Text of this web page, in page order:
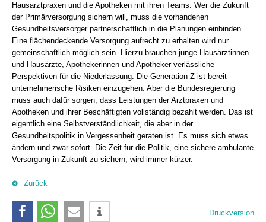
Hausarztpraxen und die Apotheken mit ihren Teams. Wer die Zukunft
der Primärversorgung sichern will, muss die vorhandenen
Gesundheitsversorger partnerschaftlich in die Planungen einbinden.
Eine flächendeckende Versorgung aufrecht zu erhalten wird nur
gemeinschaftlich möglich sein. Hierzu brauchen junge Hausärztinnen
und Hausärzte, Apothekerinnen und Apotheker verlässliche
Perspektiven für die Niederlassung. Die Generation Z ist bereit
unternehmerische Risiken einzugehen. Aber die Bundesregierung
muss auch dafür sorgen, dass Leistungen der Arztpraxen und
Apotheken und ihrer Beschäftigten vollständig bezahlt werden. Das ist
eigentlich eine Selbstverständlichkeit, die aber in der
Gesundheitspolitik in Vergessenheit geraten ist. Es muss sich etwas
ändern und zwar sofort. Die Zeit für die Politik, eine sichere ambulante
Versorgung in Zukunft zu sichern, wird immer kürzer.
Zurück
Druckversion